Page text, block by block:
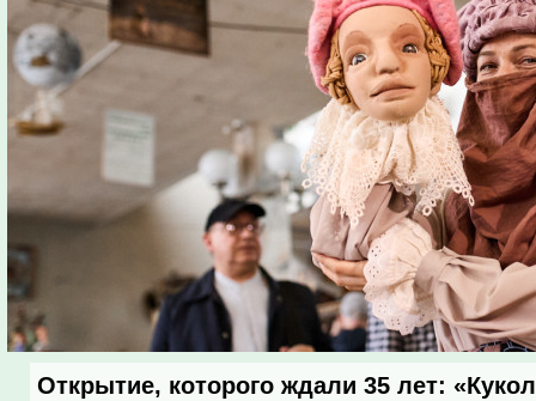
Открытие, которого ждали 35 лет: